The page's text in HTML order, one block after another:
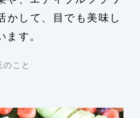
かして、目でも美味し
す。
こと